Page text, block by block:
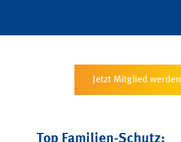
Jetzt Mitglied werden
Top Familien-Schutz: